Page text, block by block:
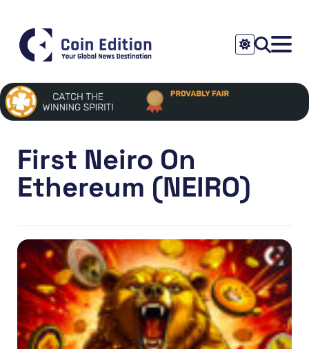
First Neiro On
Ethereum (NEIRO)